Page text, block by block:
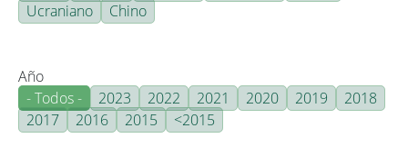
Ucraniano
Chino
Año
- Todos -
2023 2022 2021 2020 2019
2018
2017
2016 2015 <2015